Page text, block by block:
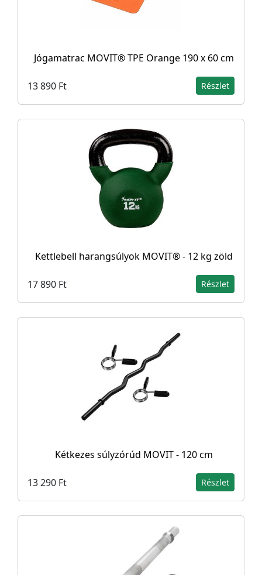
Jógamatrac MOVIT® TPE Orange 190 x 60 cm
13 890 Ft Részlet
Kettlebell harangsúlyok MOVIT® - 12 kg zöld
17 890 Ft Részlet
Kétkezes súlyzórúd MOVIT - 120 cm
13 290 Ft Részlet